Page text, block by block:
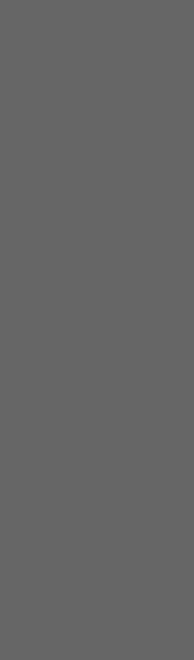
(FAQ)
nadal się
życia?